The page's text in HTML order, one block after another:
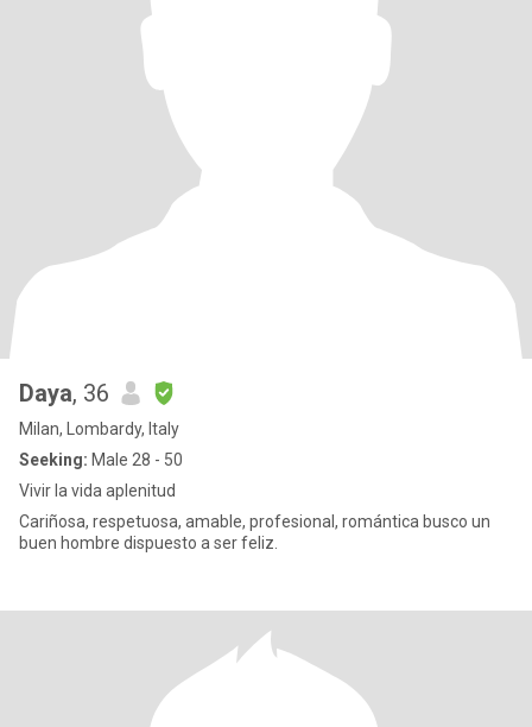
Daya, 36
Milan, Lombardy, Italy
Seeking: Male 28 - 50
Vivir la vida aplenitud
Cariñosa, respetuosa, amable, profesional, romántica busco un
buen hombre dispuesto a ser feliz.